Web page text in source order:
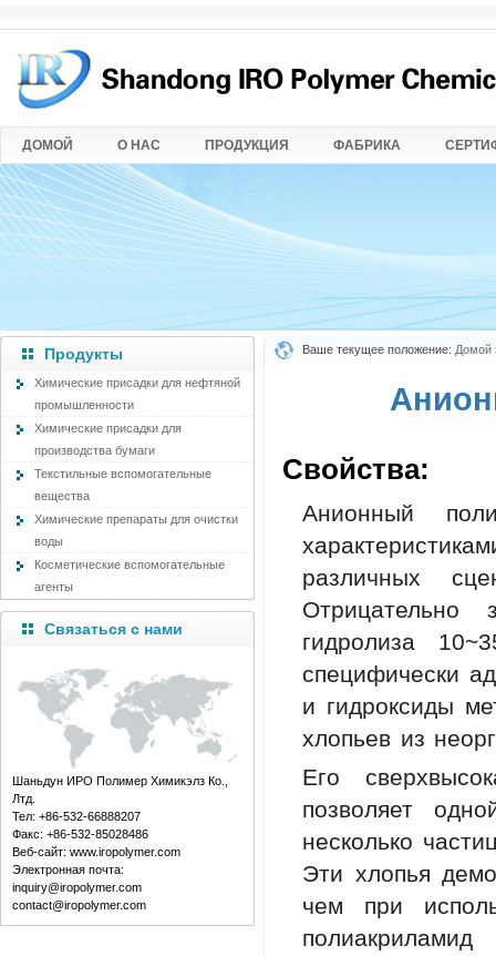
ДОМОЙ О НАС ПРОДУКЦИЯ ФАБРИКА
Продукты
Химические присадки для нефтяной
промышленности
Химические присадки для
производства бумаги
Текстильные вспомогательные
вещества
Химические препараты для очистки
воды
Косметические вспомогательные
агенты
Связаться с нами
Шаньдун ИРО Полимер Химикэлз Ко.,
Лтд.
Тел: +86-532-66888207
Факс: +86-532-85028486
Веб-сайт: www.iropolymer.com
Электронная почта:
inquiry@iropolymer.com
contact@iropolymer.com
Ваше текущее положение: Домой
Свойства:
Анионный
различных
Отрицательно
гидролиза
специфически
и гидроксиды
хлопьев из
Его
позволяет
несколько
Эти хлопья
чем при